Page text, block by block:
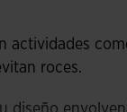
actividades
roces.